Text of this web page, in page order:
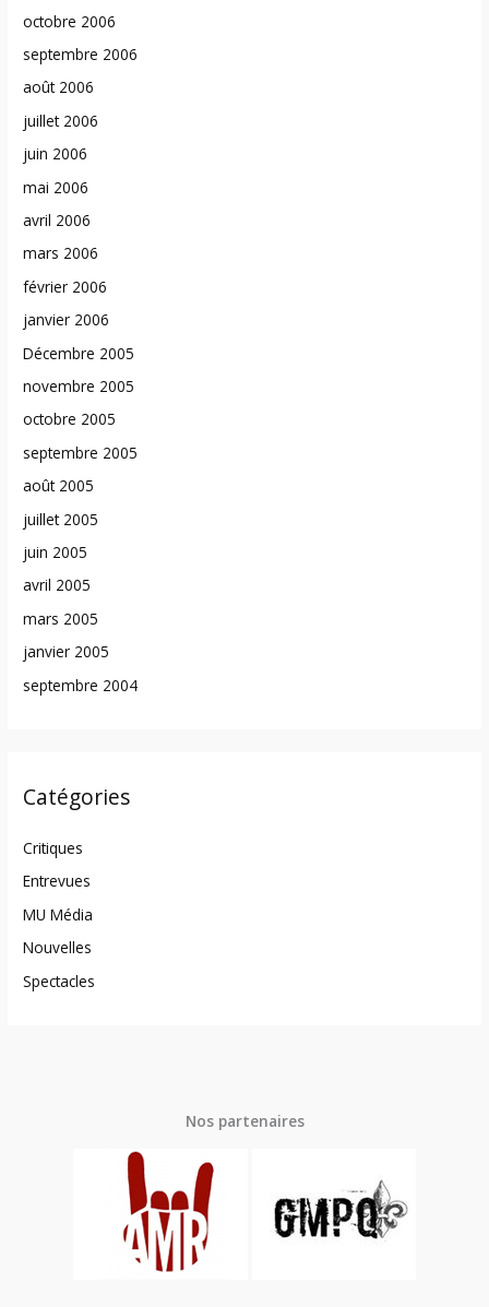
octobre 2006
septembre 2006
août 2006
juillet 2006
juin 2006
mai 2006
avril 2006
mars 2006
février 2006
janvier 2006
Décembre 2005
novembre 2005
octobre 2005
septembre 2005
août 2005
juillet 2005
juin 2005
avril 2005
mars 2005
janvier 2005
septembre 2004
Catégories
Critiques
Entrevues
MU Média
Nouvelles
Spectacles
Nos partenaires